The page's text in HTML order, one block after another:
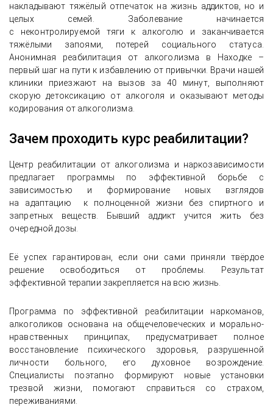
накладывают тяжёлый отпечаток на жизнь аддиктов, но и
целых семей. Заболевание начинается
с неконтролируемой тяги к алкоголю и заканчивается
тяжёлыми запоями, потерей социального статуса.
Анонимная реабилитация от алкоголизма в Находке –
первый шаг на пути к избавлению от привычки. Врачи нашей
клиники приезжают на вызов за 40 минут, выполняют
скорую детоксикацию от алкоголя и оказывают методы
кодирования от алкоголизма.
Зачем проходить курс реабилитации?
Центр реабилитации от алкоголизма и наркозависимости
предлагает программы по эффективной борьбе с
зависимостью и формирование новых взглядов
на адаптацию к полноценной жизни без спиртного и
запретных веществ. Бывший аддикт учится жить без
очередной дозы.
Её успех гарантирован, если они сами приняли твёрдое
решение освободиться от проблемы. Результат
эффективной терапии закрепляется на всю жизнь.
Программа по эффективной реабилитации наркоманов,
алкоголиков основана на общечеловеческих и морально-
нравственных принципах, предусматривает полное
восстановление психического здоровья, разрушенной
личности больного, его духовное возрождение.
Специалисты поэтапно формируют новые установки
трезвой жизни, помогают справиться со страхом,
переживаниями.